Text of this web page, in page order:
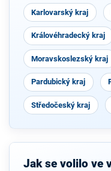
Karlovarský kraj
Královéhradecký kraj
Moravskoslezský kraj
Pardubický kraj
Středočeský kraj
Jak se volilo ve